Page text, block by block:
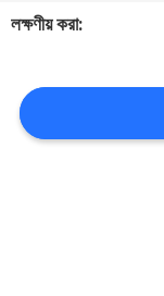
যোগাযোগ
খবর
একটি
লক্ষণীয় করা: